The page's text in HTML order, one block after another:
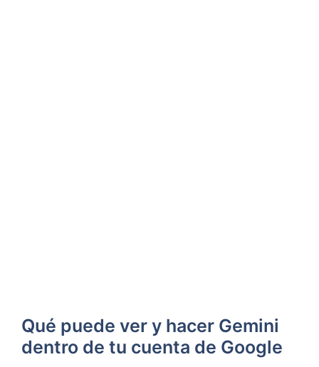
Qué puede ver y hacer Gemini
dentro de tu cuenta de Google